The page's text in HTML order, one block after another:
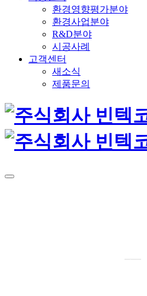
환경영향평가분야
환경사업분야
R&D분야
시공사례
고객센터
새소식
제품문의